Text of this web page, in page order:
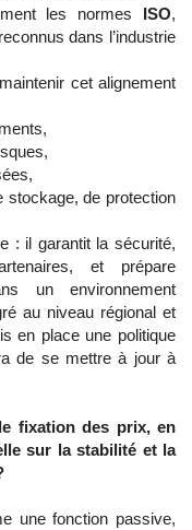
les normes ISO,
dans l’industrie
cet alignement
stockage, de protection
: il garantit la sécurité,
et prépare
un environnement
au niveau régional et
en place une politique
de se mettre à jour à
fixation des prix, en
sur la stabilité et la
une fonction passive,